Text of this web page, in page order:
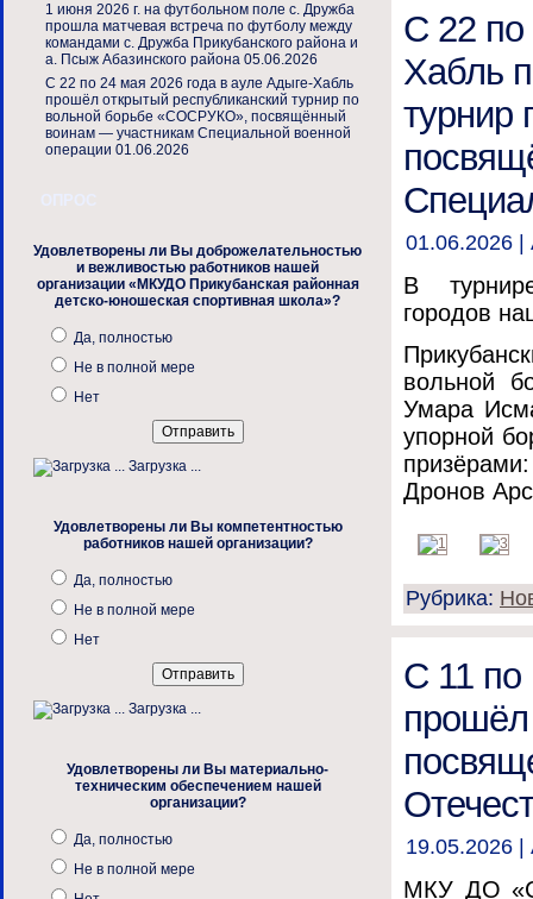
1 июня 2026 г. на футбольном поле с. Дружба
прошла матчевая встреча по футболу между
командами с. Дружба Прикубанского района и
а. Псыж Абазинского района 05.06.2026
С 22 по 24 мая 2026 года в ауле Адыге-Хабль
прошёл открытый республиканский турнир по
вольной борьбе «СОСРУКО», посвящённый
воинам — участникам Специальной военной
операции 01.06.2026
ОПРОС
Удовлетворены ли Вы доброжелательностью
и вежливостью работников нашей
организации «МКУДО Прикубанская районная
детско-юношеская спортивная школа»?
Да, полностью
Не в полной мере
Нет
Загрузка ...
Удовлетворены ли Вы компетентностью
работников нашей организации?
Да, полностью
Не в полной мере
Нет
Загрузка ...
Удовлетворены ли Вы материально-
техническим обеспечением нашей
организации?
Да, полностью
Не в полной мере
С 22 по
Хабль
01.06.2026 |
В
городов
вольной
Умара
упорной
Дронов
Рубрика:
С 11 по
прошёл
19.05.2026 |
МКУ ДО